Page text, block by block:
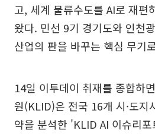
고, 세계 물류수도를 AI로 재편
왔다. 민선 9기 경기도와 인천
산업의 판을 바꾸는 핵심 무기
14일 이투데이 취재를 종합하
원(KLID)은 전국 16개 시·도지
약을 분석한 'KLID AI 이슈리